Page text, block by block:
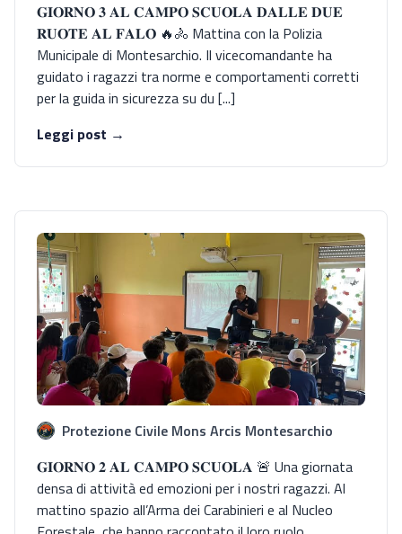
𝐆𝐈𝐎𝐑𝐍𝐎 𝟑 𝐀𝐋 𝐂𝐀𝐌𝐏𝐎 𝐒𝐂𝐔𝐎𝐋𝐀 𝐃𝐀𝐋𝐋𝐄 𝐃𝐔𝐄
𝐑𝐔𝐎𝐓𝐄 𝐀𝐋 𝐅𝐀𝐋𝐎̀ 🔥🚴 Mattina con la Polizia
Municipale di Montesarchio. Il vicecomandante ha
guidato i ragazzi tra norme e comportamenti corretti
per la guida in sicurezza su du [...]
Leggi post →
Protezione Civile Mons Arcis Montesarchio
𝐆𝐈𝐎𝐑𝐍𝐎 𝟐 𝐀𝐋 𝐂𝐀𝐌𝐏𝐎 𝐒𝐂𝐔𝐎𝐋𝐀 🚨 Una giornata
densa di attività ed emozioni per i nostri ragazzi. Al
mattino spazio all’Arma dei Carabinieri e al Nucleo